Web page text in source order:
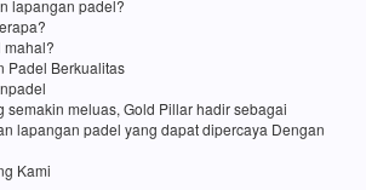
lapangan padel?
mahal?
Padel Berkualitas
semakin meluas, Gold Pillar hadir sebagai
lapangan padel yang dapat dipercaya Dengan
Kami